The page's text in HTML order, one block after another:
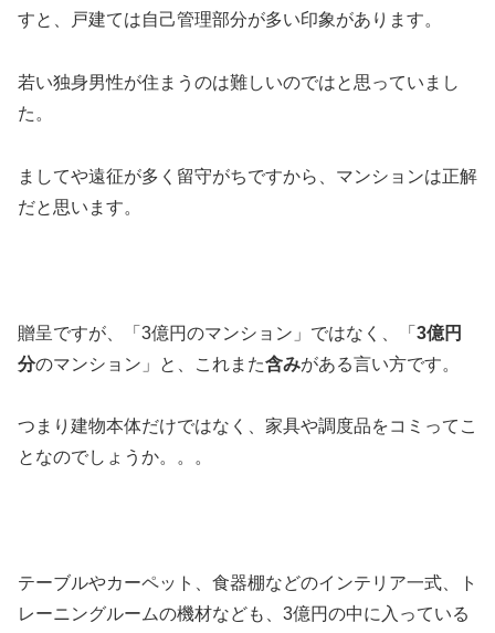
すと、戸建ては自己管理部分が多い印象があります。
若い独身男性が住まうのは難しいのではと思っていまし
た。
ましてや遠征が多く留守がちですから、マンションは正解
だと思います。
贈呈ですが、「3億円のマンション」ではなく、「 3億円
分のマンション」と、これまた含みがある言い方です。
つまり建物本体だけではなく、家具や調度品をコミってこ
となのでしょうか。。。
テーブルやカーペット、食器棚などのインテリア一式、ト
レーニングルームの機材なども、3億円の中に入っている